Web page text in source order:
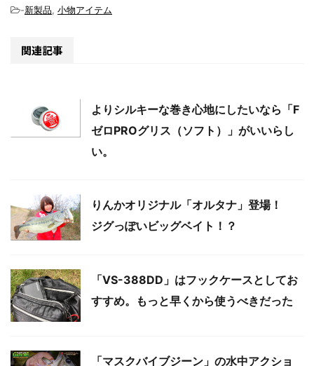
-新製品, 小物アイテム
関連記事
よりシルキーな巻き心地にしたいなら「F
ゼロPROグリス（ソフト）」がいいらし
い。
りんかオリジナル「オルタナ」登場！
ジグっぽいビッグベイト！？
「VS-388DD」はフックケースとしてお
すすめ。もっと早くから使うべきだった
「マスクバイブジーン」の水中アクショ